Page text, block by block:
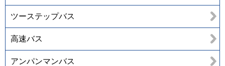
ツーステップバス
高速バス
アンパンマンバス